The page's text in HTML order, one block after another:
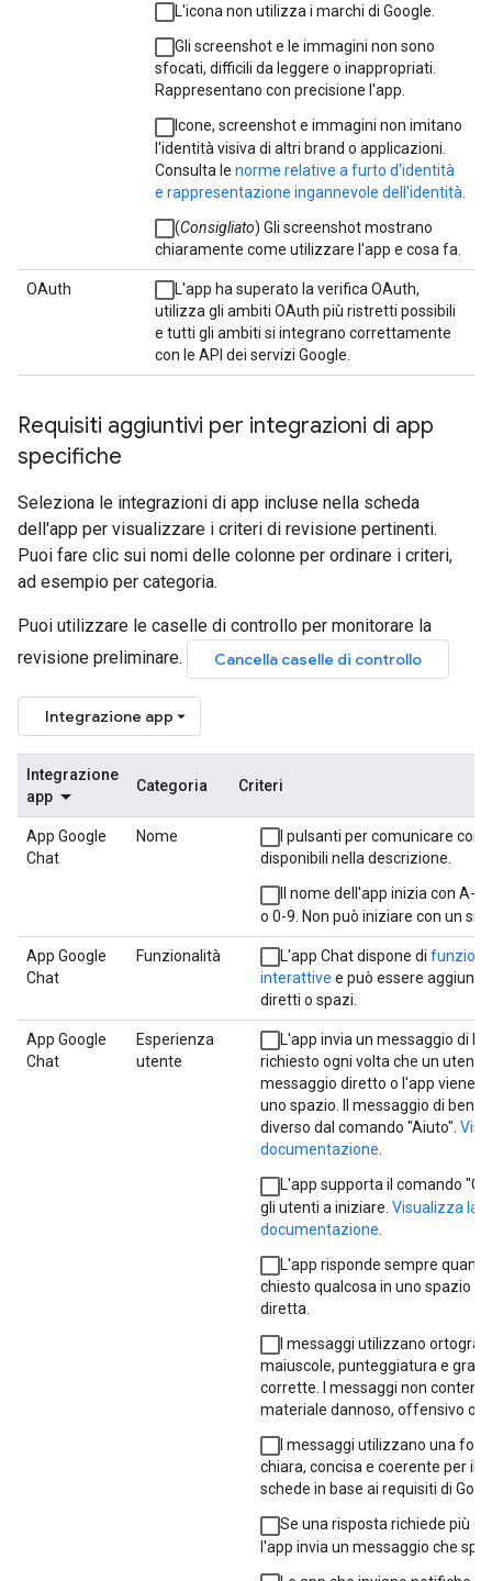
L'icona non utilizza i marchi di Google.
Gli screenshot e le immagini non sono
sfocati, difficili da leggere o inappropriati.
Rappresentano con precisione l'app.
Icone, screenshot e immagini non imitano
l'identità visiva di altri brand o applicazioni.
Consulta le norme relative a furto d'identità
e rappresentazione ingannevole dell'identità
(Consigliato) Gli screenshot mostrano
chiaramente come utilizzare l'app e cosa fa.
OAuth
L'app ha superato la verifica OAuth,
utilizza gli ambiti OAuth più ristretti possibili
e tutti gli ambiti si integrano correttamente
con le API dei servizi Google.
Requisiti aggiuntivi per integrazioni di app
specifiche
Seleziona le integrazioni di app incluse nella scheda
dell'app per visualizzare i criteri di revisione pertinenti.
Puoi fare clic sui nomi delle colonne per ordinare i criteri,
ad esempio per categoria.
Puoi utilizzare le caselle di controllo per monitorare la
revisione preliminare.
Cancella caselle di controllo
Integrazione app
Integrazione
app
Categoria Criteri
App Google
Chat
Nome
I pulsanti per comunicare con
disponibili nella descrizione.
Il nome dell'app inizia con A-
o 0-9. Non può iniziare con un
App Google
Chat
Funzionalità L'app Chat dispone di
interattive e può essere
diretti o spazi.
App Google
Chat
Esperienza
utente
L'app invia un messaggio di
richiesto ogni volta che un utente
messaggio diretto o l'app viene
uno spazio. Il messaggio di
diverso dal comando "Aiuto".
documentazione.
L'app supporta il comando
gli utenti a iniziare. Visualizza la
documentazione
L'app risponde sempre
chiesto qualcosa in uno spazio o
diretta.
I messaggi utilizzano
maiuscole, punteggiatura e
corrette. I messaggi non
materiale dannoso, offensivo o
I messaggi utilizzano una
chiara, concisa e coerente per il
schede in base ai requisiti di
Se una risposta richiede più di
l'app invia un messaggio che